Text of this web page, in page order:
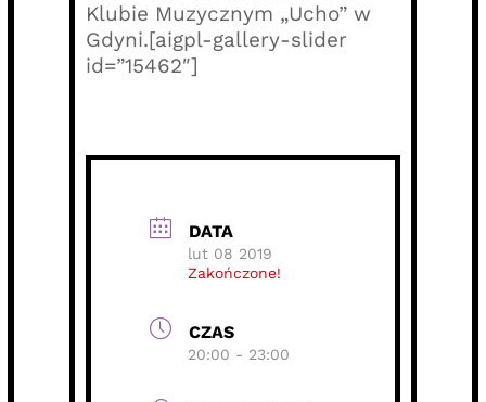
Klubie Muzycznym „Ucho” w
Gdyni.[aigpl-gallery-slider
id=”15462″]
DATA
lut 08 2019
Zakończone!
CZAS
20:00 - 23:00